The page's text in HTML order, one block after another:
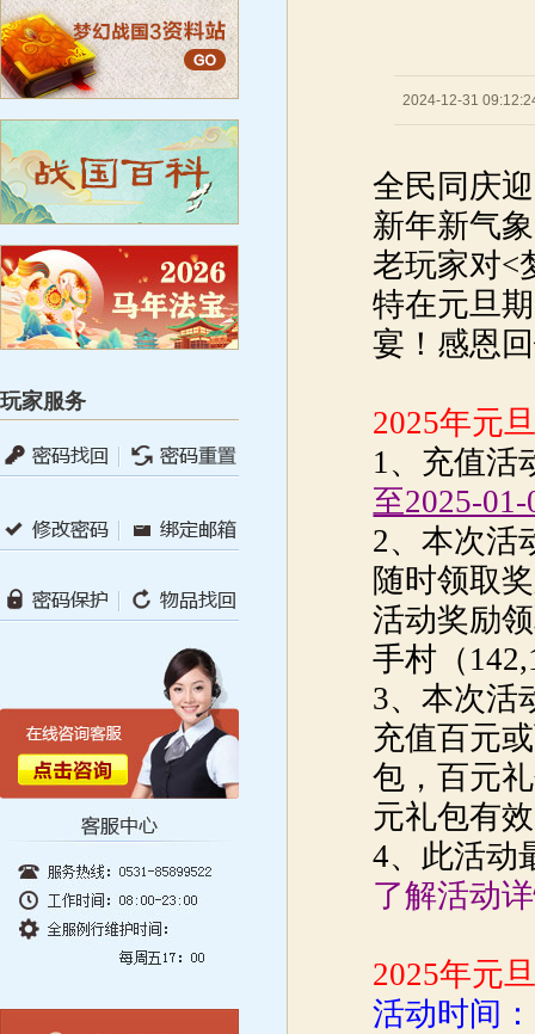
玩家服务
2024-12-31
全民同庆
新年新气
老玩家对<
特在元旦
宴！感恩
2025年元
1、充值活
至2025-
2、本次活
随时领取
活动奖励
手村（
3、本次活
充值百元
包，百元
元礼包有
4、此活动
了解活动
2025年元
活动时间：